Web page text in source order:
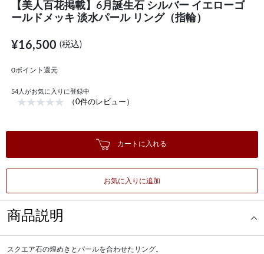
【美人百花掲載】6月誕生石 シルバー イエローゴ
ールドメッキ 淡水パール リング（指輪）
¥16,500(税込)
0ポイント還元
54 人がお気に入りに登録中
（0件のレビュー）
カートに入れる
お気に入りに追加
商品説明
スクエア石の煌めきとパールを合わせたリング。